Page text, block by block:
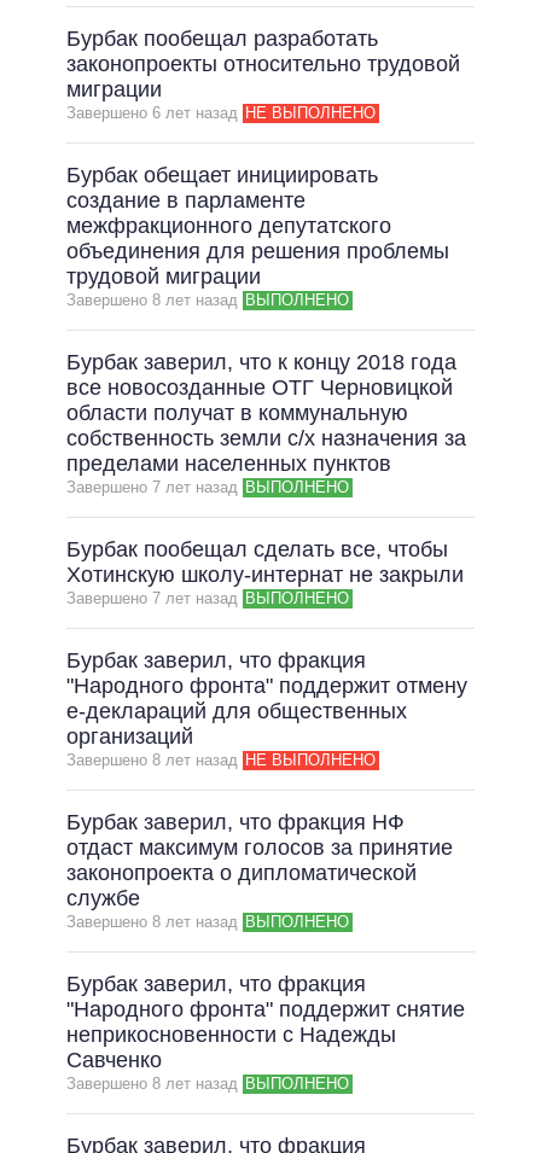
Бурбак пообещал разработать
законопроекты относительно трудовой
миграции
Завершено 6 лет назад НЕ ВЫПОЛНЕНО
Бурбак обещает инициировать
создание в парламенте
межфракционного депутатского
объединения для решения проблемы
трудовой миграции
Завершено 8 лет назад ВЫПОЛНЕНО
Бурбак заверил, что к концу 2018 года
все новосозданные ОТГ Черновицкой
области получат в коммунальную
собственность земли с/х назначения за
пределами населенных пунктов
Завершено 7 лет назад ВЫПОЛНЕНО
Бурбак пообещал сделать все, чтобы
Хотинскую школу-интернат не закрыли
Завершено 7 лет назад ВЫПОЛНЕНО
Бурбак заверил, что фракция
"Народного фронта" поддержит отмену
е-деклараций для общественных
организаций
Завершено 8 лет назад НЕ ВЫПОЛНЕНО
Бурбак заверил, что фракция НФ
отдаст максимум голосов за принятие
законопроекта о дипломатической
службе
Завершено 8 лет назад ВЫПОЛНЕНО
Бурбак заверил, что фракция
"Народного фронта" поддержит снятие
неприкосновенности с Надежды
Савченко
Завершено 8 лет назад ВЫПОЛНЕНО
Бурбак заверил, что фракция